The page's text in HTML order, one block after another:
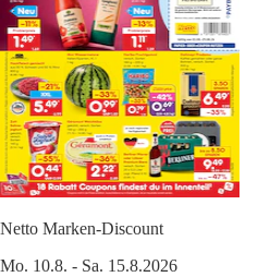
Netto Marken-Discount
Mo. 10.8. - Sa. 15.8.2026